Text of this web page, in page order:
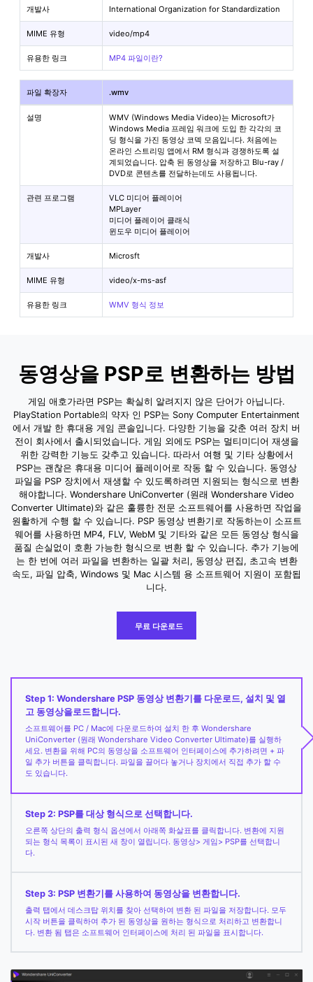
개발사 International Organization for Standardization
MIME 유형 video/mp4
유용한 링크 MP4 파일이란?
파일 확장자 .wmv
설명
WMV (Windows Media Video)는 Microsoft가
Windows Media 프레임 워크에 도입 한 각각의 코
딩 형식을 가진 동영상 코덱 모음입니다. 처음에는
온라인 스트리밍 앱에서 RM 형식과 경쟁하도록 설
계되었습니다. 압축 된 동영상을 저장하고 Blu-ray /
DVD로 콘텐츠를 전달하는데도 사용됩니다.
관련 프로그램
VLC 미디어 플레이어
MPLayer
미디어 플레이어 클래식
윈도우 미디어 플레이어
개발사 Microsft
MIME 유형 video/x-ms-asf
유용한 링크 WMV 형식 정보
동영상을 PSP로 변환하는 방법
게임 애호가라면 PSP는 확실히 알려지지 않은 단어가 아닙니다.
PlayStation Portable의 약자 인 PSP는 Sony Computer Entertainment
에서 개발 한 휴대용 게임 콘솔입니다. 다양한 기능을 갖춘 여러 장치 버
전이 회사에서 출시되었습니다. 게임 외에도 PSP는 멀티미디어 재생을
위한 강력한 기능도 갖추고 있습니다. 따라서 여행 및 기타 상황에서
PSP는 괜찮은 휴대용 미디어 플레이어로 작동 할 수 있습니다. 동영상
파일을 PSP 장치에서 재생할 수 있도록하려면 지원되는 형식으로 변환
해야합니다. Wondershare UniConverter (원래 Wondershare Video
Converter Ultimate)와 같은 훌륭한 전문 소프트웨어를 사용하면 작업을
원활하게 수행 할 수 있습니다. PSP 동영상 변환기로 작동하는이 소프트
웨어를 사용하면 MP4, FLV, WebM 및 기타와 같은 모든 동영상 형식을
품질 손실없이 호환 가능한 형식으로 변환 할 수 있습니다. 추가 기능에
는 한 번에 여러 파일을 변환하는 일괄 처리, 동영상 편집, 초고속 변환
속도, 파일 압축, Windows 및 Mac 시스템 용 소프트웨어 지원이 포함됩
니다.
무료 다운로드
Step 1: Wondershare PSP 동영상 변환기를 다운로드, 설치 및 열
고 동영상을로드합니다.
소프트웨어를 PC / Mac에 다운로드하여 설치 한 후 Wondershare
UniConverter (원래 Wondershare Video Converter Ultimate)를 실행하
세요. 변환을 위해 PC의 동영상을 소프트웨어 인터페이스에 추가하려면 + 파
일 추가 버튼을 클릭합니다. 파일을 끌어다 놓거나 장치에서 직접 추가 할 수
도 있습니다.
Step 2: PSP를 대상 형식으로 선택합니다.
오른쪽 상단의 출력 형식 옵션에서 아래쪽 화살표를 클릭합니다. 변환에 지원
되는 형식 목록이 표시된 새 창이 열립니다. 동영상> 게임> PSP를 선택합니
다.
Step 3: PSP 변환기를 사용하여 동영상을 변환합니다.
출력 탭에서 데스크탑 위치를 찾아 선택하여 변환 된 파일을 저장합니다. 모두
시작 버튼을 클릭하여 추가 된 동영상을 원하는 형식으로 처리하고 변환합니
다. 변환 됨 탭은 소프트웨어 인터페이스에 처리 된 파일을 표시합니다.